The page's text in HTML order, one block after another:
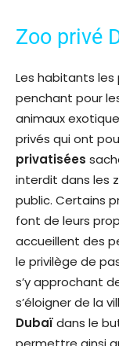
Zoo privé
Les habitants les
penchant pour
animaux
privés qui ont
privatisées
interdit dans les
public. Certains
font de leurs
accueillent des
le privilège de
s’y approchant
s’éloigner de la
Dubaïdans le